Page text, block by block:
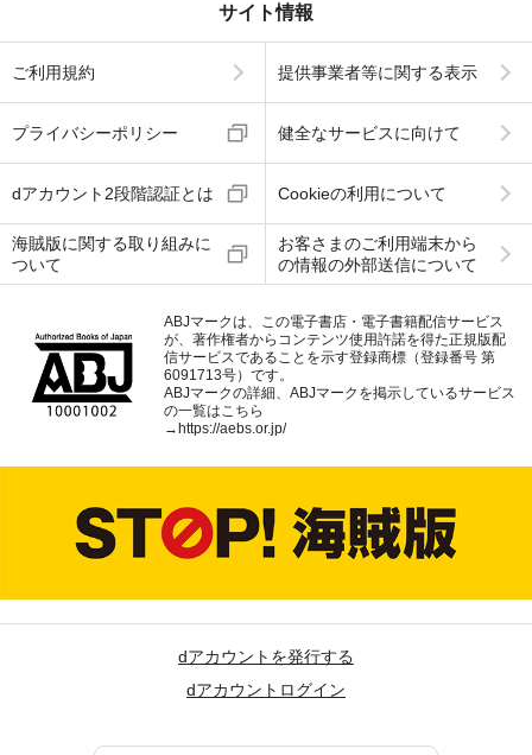
サイト情報
ご利用規約 提供事業者等に関する表示
プライバシーポリシー 健全なサービスに向けて
dアカウント2段階認証とは Cookieの利用について
海賊版に関する取り組みに
ついて
お客さまのご利用端末から
の情報の外部送信について
ABJマークは、この電子書店・電子書籍配信サービス
が、著作権者からコンテンツ使用許諾を得た正規版配
信サービスであることを示す登録商標（登録番号 第
6091713号）です。
ABJマークの詳細、ABJマークを掲示しているサービス
の一覧はこちら
→https://aebs.or.jp/
dアカウントを発行する
dアカウントログイン